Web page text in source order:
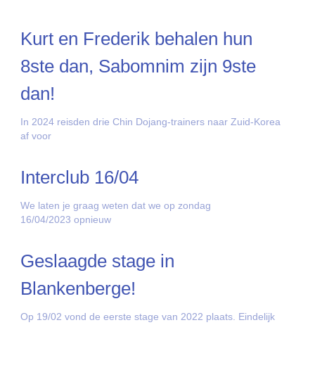
Kurt en Frederik behalen hun
8ste dan, Sabomnim zijn 9ste
dan!
In 2024 reisden drie Chin Dojang-trainers naar Zuid-Korea
af voor
Interclub 16/04
We laten je graag weten dat we op zondag
16/04/2023 opnieuw
Geslaagde stage in
Blankenberge!
Op 19/02 vond de eerste stage van 2022 plaats. Eindelijk